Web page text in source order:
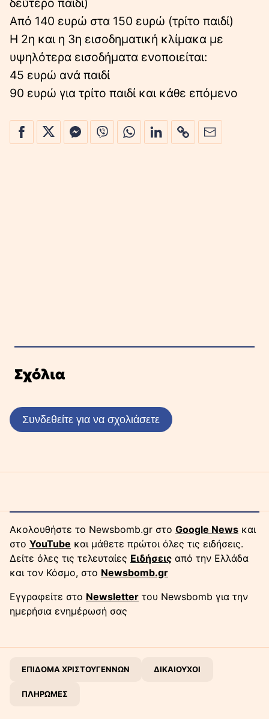
Από 140 ευρώ στα 150 ευρώ (τρίτο παιδί)
Η 2η και η 3η εισοδηματική κλίμακα με
υψηλότερα εισοδήματα ενοποιείται:
45 ευρώ ανά παιδί
90 ευρώ για τρίτο παιδί και κάθε επόμενο
Σχόλια
Συνδεθείτε για να σχολιάσετε
Ακολουθήστε το Newsbomb.gr στο Google News και
στο YouTube και μάθετε πρώτοι όλες τις ειδήσεις.
Δείτε όλες τις τελευταίες Ειδήσεις από την Ελλάδα
και τον Κόσμο, στο Newsbomb.gr
Εγγραφείτε στο Newsletter του Newsbomb για την
ημερήσια ενημέρωσή σας
ΕΠΙΔΟΜΑ ΧΡΙΣΤΟΥΓΕΝΝΩΝ ΔΙΚΑΙΟΥΧΟΙ
ΠΛΗΡΩΜΕΣ